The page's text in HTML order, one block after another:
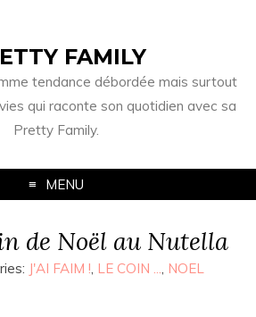
FAMILY
tendance débordée mais surtout
qui raconte son quotidien avec sa
Pretty Family.
MENU
de Noël au Nutella
J'AI FAIM !, LE COIN ..., NOEL